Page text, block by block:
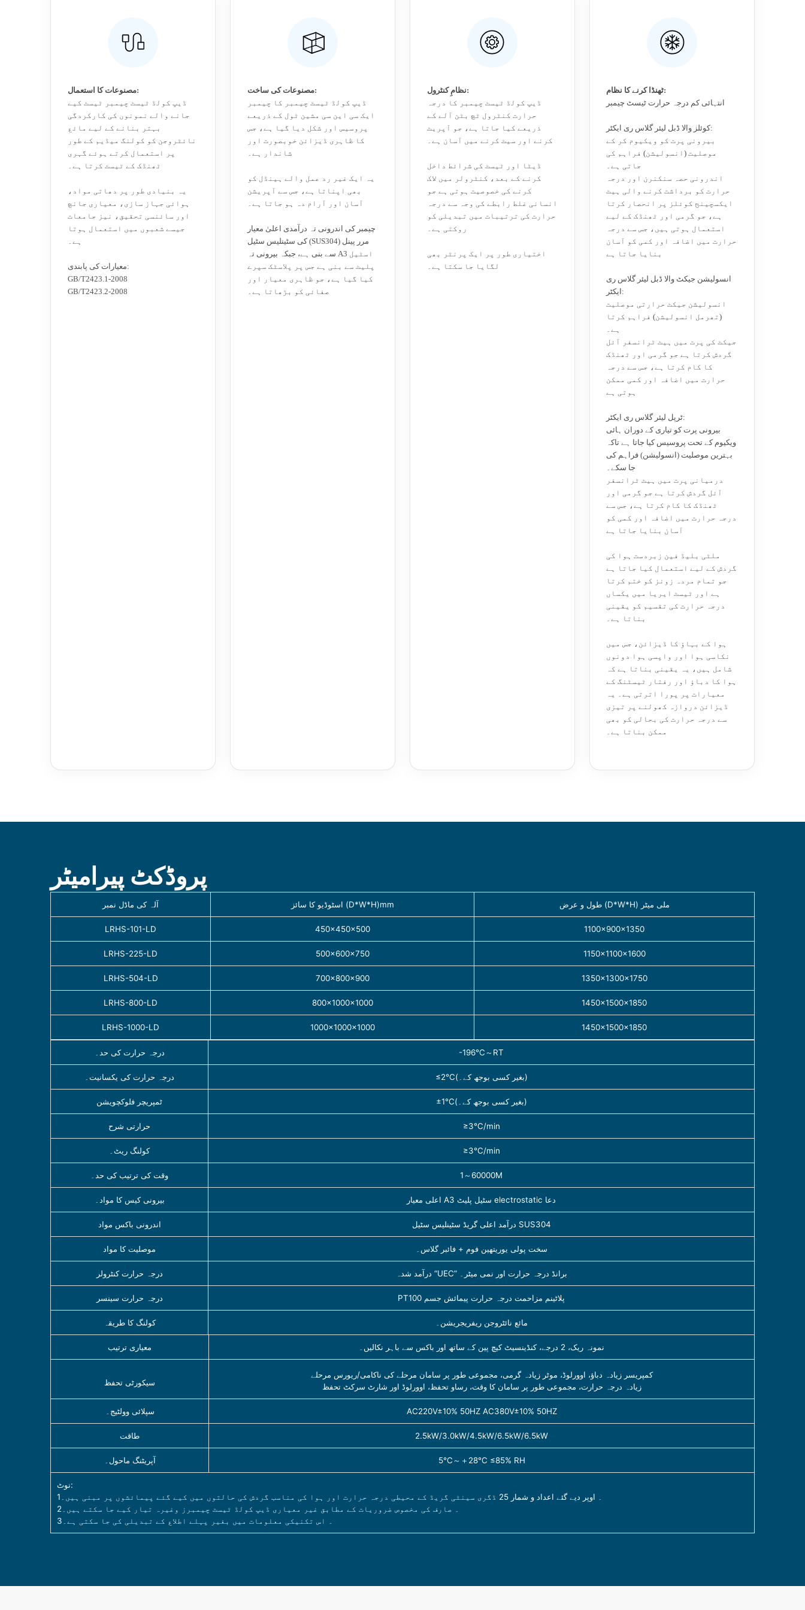
مصنوعات کا استعمال:
ڈیپ کولڈ ٹیسٹ چیمبر ٹیسٹ کیے
جانے والے نمونوں کی کارکردگی
بہتر بنانے کے لیے مائع
نائٹروجن کو کولنگ میڈیم کے طور
پر استعمال کرتے ہوئے گہری
ٹھنڈک کے ٹیسٹ کرتا ہے۔
یہ بنیادی طور پر دھاتی مواد،
ہوائی جہاز سازی، معیاری جانچ
اور سائنسی تحقیق، نیز جامعات
جیسے شعبوں میں استعمال ہوتا
ہے۔
معیارات کی پابندی:
GB/T2423.1-2008
GB/T2423.2-2008
مصنوعات کی ساخت:
ڈیپ کولڈ ٹیسٹ چیمبر کا چیمبر
ایک سی این سی مشین ٹول کے ذریعے
پروسیس اور شکل دیا گیا ہے، جس
کا ظاہری ڈیزائن خوبصورت اور
شاندار ہے۔
یہ ایک غیر رد عمل والے ہینڈل کو
بھی اپناتا ہے، جس سے آپریشن
آسان اور آرام دہ ہو جاتا ہے۔
چیمبر کی اندرونی تہ درآمدی اعلیٰ معیار
کی سٹینلیس سٹیل (SUS304) مرر پینل
سے بنی ہے، جبکہ بیرونی تہ A3 اسٹیل
پلیٹ سے بنی ہے جس پر پلاسٹک سپرے
کیا گیا ہے، جو ظاہری معیار اور
صفائی کو بڑھاتا ہے۔
نظامِ کنٹرول:
ڈیپ کولڈ ٹیسٹ چیمبر کا درجہ
حرارت کنٹرول ٹچ بٹن آلے کے
ذریعے کیا جاتا ہے، جو آپریٹ
کرنے اور سیٹ کرنے میں آسان ہے۔
ڈیٹا اور ٹیسٹ کی شرائط داخل
کرنے کے بعد، کنٹرولر میں لاک
کرنے کی خصوصیت ہوتی ہے جو
انسانی غلط رابطے کی وجہ سے درجہ
حرارت کی ترتیبات میں تبدیلی کو
روکتی ہے۔
اختیاری طور پر ایک پرنٹر بھی
لگایا جا سکتا ہے۔
ٹھنڈا کرنے کا نظام:
انتہائی کم درجہ حرارت ٹیسٹ چیمبر
کوئلز والا ڈبل لیئر گلاس ری ایکٹر:
بیرونی پرت کو ویکیوم کر کے
موصلیت (انسولیشن) فراہم کی
جاتی ہے۔
اندرونی حصہ سنکنرن اور درجہ
حرارت کو برداشت کرنے والی ہیٹ
ایکسچینج کوئلز پر انحصار کرتا
ہے، جو گرمی اور ٹھنڈک کے لیے
استعمال ہوتی ہیں، جس سے درجہ
حرارت میں اضافہ اور کمی کو آسان
بنایا جاتا ہے
انسولیشن جیکٹ والا ڈبل لیئر گلاس ری
ایکٹر:
انسولیشن جیکٹ حرارتی موصلیت
(تھرمل انسولیشن) فراہم کرتا
ہے۔
جیکٹ کی پرت میں ہیٹ ٹرانسفر آئل
گردش کرتا ہے جو گرمی اور ٹھنڈک
کا کام کرتا ہے، جس سے درجہ
حرارت میں اضافہ اور کمی ممکن
ہوتی ہے
ٹرپل لیئر گلاس ری ایکٹر:
بیرونی پرت کو تیاری کے دوران ہائی
ویکیوم کے تحت پروسیس کیا جاتا ہے تاکہ
بہترین موصلیت (انسولیشن) فراہم کی
جا سکے۔
درمیانی پرت میں ہیٹ ٹرانسفر
آئل گردش کرتا ہے جو گرمی اور
ٹھنڈک کا کام کرتا ہے، جس سے
درجہ حرارت میں اضافہ اور کمی کو
آسان بنایا جاتا ہے
ملٹی بلیڈ فین زبردست ہوا کی
گردش کے لیے استعمال کیا جاتا ہے
جو تمام مردہ زونز کو ختم کرتا
ہے اور ٹیسٹ ایریا میں یکساں
درجہ حرارت کی تقسیم کو یقینی
بناتا ہے۔
ہوا کے بہاؤ کا ڈیزائن، جس میں
نکاسی ہوا اور واپسی ہوا دونوں
شامل ہیں، یہ یقینی بناتا ہے کہ
ہوا کا دباؤ اور رفتار ٹیسٹنگ کے
معیارات پر پورا اترتی ہے۔ یہ
ڈیزائن دروازہ کھولنے پر تیزی
سے درجہ حرارت کی بحالی کو بھی
ممکن بناتا ہے۔
پروڈکٹ پیرامیٹر
آلہ کی ماڈل نمبر اسٹوڈیو کا سائز (D*W*H)mm طول و عرض (D*W*H) ملی میٹر
LRHS-101-LD 450×450×500 1100×900×1350
LRHS-225-LD 500×600×750 1150×1100×1600
LRHS-504-LD 700×800×900 1350×1300×1750
LRHS-800-LD 800×1000×1000 1450×1500×1850
LRHS-1000-LD 1000×1000×1000 1450×1500×1850
درجہ حرارت کی حد۔ -196℃～RT
درجہ حرارت کی یکسانیت۔ ≤2℃(بغیر کسی بوجھ کے۔)
ٹمپریچر فلوکچویشن ±1℃(بغیر کسی بوجھ کے۔)
حرارتی شرح ≥3℃/min
کولنگ ریٹ۔ ≥3℃/min
وقت کی ترتیب کی حد۔ 1～60000M
بیرونی کیس کا مواد۔ اعلی معیار A3 سٹیل پلیٹ electrostatic دعا
اندرونی باکس مواد درآمد اعلی گریڈ سٹینلیس سٹیل SUS304
موصلیت کا مواد سخت پولی یوریتھین فوم + فائبر گلاس۔
درجہ حرارت کنٹرولر درآمد شدہ “UEC” برانڈ درجہ حرارت اور نمی میٹر۔
درجہ حرارت سینسر PT100 پلاٹینم مزاحمت درجہ حرارت پیمائش جسم
کولنگ کا طریقہ مائع نائٹروجن ریفریجریشن۔
معیاری ترتیب نمونہ ریک، 2 درجے، کنڈینسیٹ کیچ پین کے ساتھ اور باکس سے باہر نکالیں۔
سیکورٹی تحفظ
کمپریسر زیادہ دباؤ، اوورلوڈ، موٹر زیادہ گرمی، مجموعی طور پر سامان مرحلے کی ناکامی/ریورس مرحلے
زیادہ درجہ حرارت، مجموعی طور پر سامان کا وقت، رساو تحفظ، اوورلوڈ اور شارٹ سرکٹ تحفظ
سپلائی وولٹیج۔ AC220V±10% 50HZ AC380V±10% 50HZ
طاقت 2.5kW/3.0kW/4.5kW/6.5kW/6.5kW
آپریٹنگ ماحول۔ 5℃～＋28℃ ≤85% RH
نوٹ:
1۔ اوپر دیے گئے اعداد و شمار 25 ڈگری سینٹی گریڈ کے محیطی درجہ حرارت اور ہوا کی مناسب گردش کی حالتوں میں کیے گئے پیمائشوں پر مبنی ہیں۔
2۔ صارف کی مخصوص ضروریات کے مطابق غیر معیاری ڈیپ کولڈ ٹیسٹ چیمبرز وغیرہ تیار کیے جا سکتے ہیں۔
3۔ اس تکنیکی معلومات میں بغیر پہلے اطلاع کے تبدیلی کی جا سکتی ہے۔